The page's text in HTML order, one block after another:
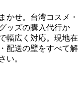
かせ。台湾コスメ・
ッズの購入代行か
幅広く対応。現地在
配送の壁をすべて解
い。